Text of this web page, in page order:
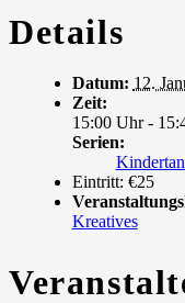
Details
Datum: 12.
Zeit:
15:00 Uhr -
Serien:
Eintritt: €25
Kreatives